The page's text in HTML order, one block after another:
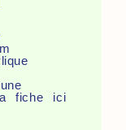
fiche ici